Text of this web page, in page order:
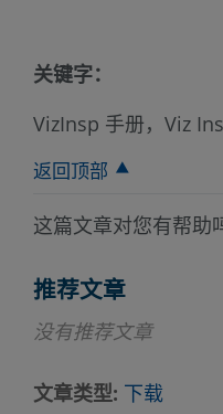
关键字：
VizInsp 手册，Viz
返回顶部
这篇文章对您有帮助
推荐文章
没有推荐文章
文章类型 下载